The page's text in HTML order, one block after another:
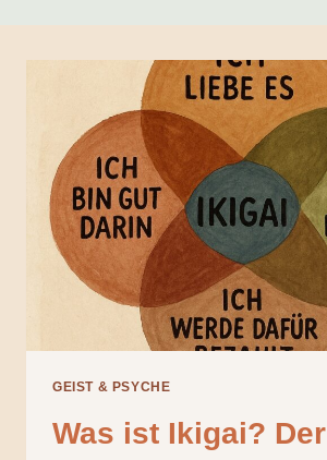
GEIST & PSYCHE
Was ist Ikigai? Der